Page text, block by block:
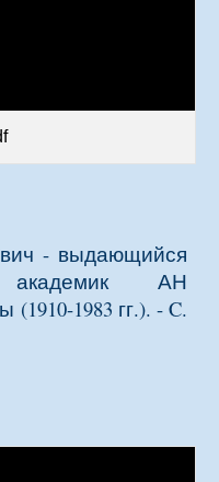
- выдающийся
академик АН
1983 гг.). - C.